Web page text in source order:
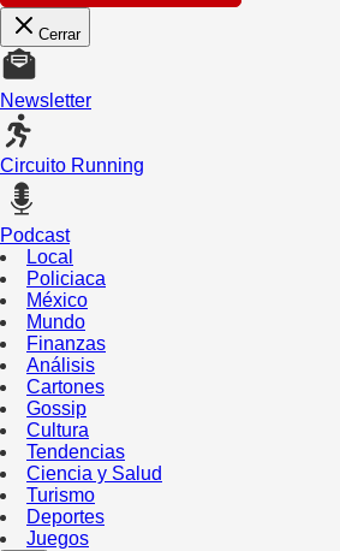
Cerrar
Newsletter
Circuito Running
Podcast
Local
Policiaca
México
Mundo
Finanzas
Análisis
Cartones
Gossip
Cultura
Tendencias
Ciencia y Salud
Turismo
Deportes
Juegos